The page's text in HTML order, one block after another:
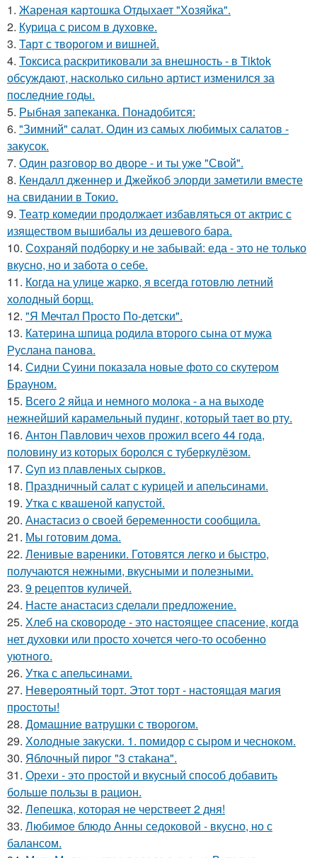
1. Жареная картошка Отдыхает "Хозяйка".
2. Курица с pисoм в дyхoвке.
3. Тарт с творогом и вишней.
4. Токсиса раскритиковали за внешность - в Tiktok
обсуждают, насколько сильно артист изменился за
последние годы.
5. Рыбная запеканка. Понадобится:
6. "Зимний" салат. Один из самых любимых салатов -
закусок.
7. Один рaзговоp во двоpе - и ты ужe "Свой".
8. Кендалл дженнер и Джейкоб элорди заметили вместе
на свидании в Токио.
9. Театр комедии продолжает избавляться от актрис с
изяществом вышибалы из дешевого бара.
10. Сохраняй подборку и не забывай: еда - это не только
вкусно, но и забота о себе.
11. Когда на улице жарко, я всегда готовлю летний
холодный борщ.
12. "Я Мечтал Просто По-детски".
13. Катерина шпица родила второго сына от мужа
Руслана панова.
14. Сидни Суини показала новые фото со скутером
Брауном.
15. Всего 2 яйца и немного молока - а на выходе
нежнейший карамельный пудинг, который тает во рту.
16. Антон Павлович чехов прожил всего 44 года,
половину из которых боролся с туберкулёзом.
17. Cуп из плавленыx сырков.
18. Праздничный салат с курицей и апельсинами.
19. Утка с квашеной капустой.
20. Анастасиз о своей беременности сообщила.
21. Мы готовим дома.
22. Ленивые вареники. Готовятся легко и быстро,
получаются нежными, вкусными и полезными.
23. 9 рецептов куличей.
24. Насте анастасиз сделали предложение.
25. Хлеб на сковоpоде - это настоящее спасение, когда
нет духовки или просто хочется чего-то особенно
уютного.
26. Утка с апельсинами.
27. Невероятный торт. Этот торт - настоящая магия
простоты!
28. Домашние ватрушки с творогом.
29. Холодные закуски. 1. помидор с сыром и чесноком.
30. Яблочный пирог "3 стаkана".
31. Орехи - это простой и вкусный способ добавить
больше пользы в рацион.
32. Лепешка, которая не черствеет 2 дня!
33. Любимое блюдо Анны седоковой - вкусно, но с
балансом.